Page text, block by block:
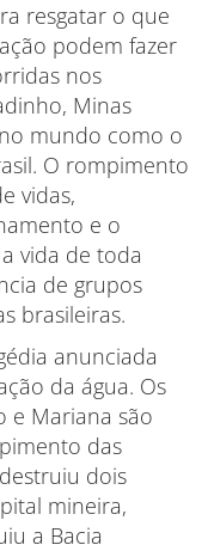
resgatar o que
podem fazer
nos
Minas
mundo como o
O rompimento
vidas,
e o
vida de toda
de grupos
brasileiras.
anunciada
da água. Os
e Mariana são
das
dois
mineira,
a Bacia